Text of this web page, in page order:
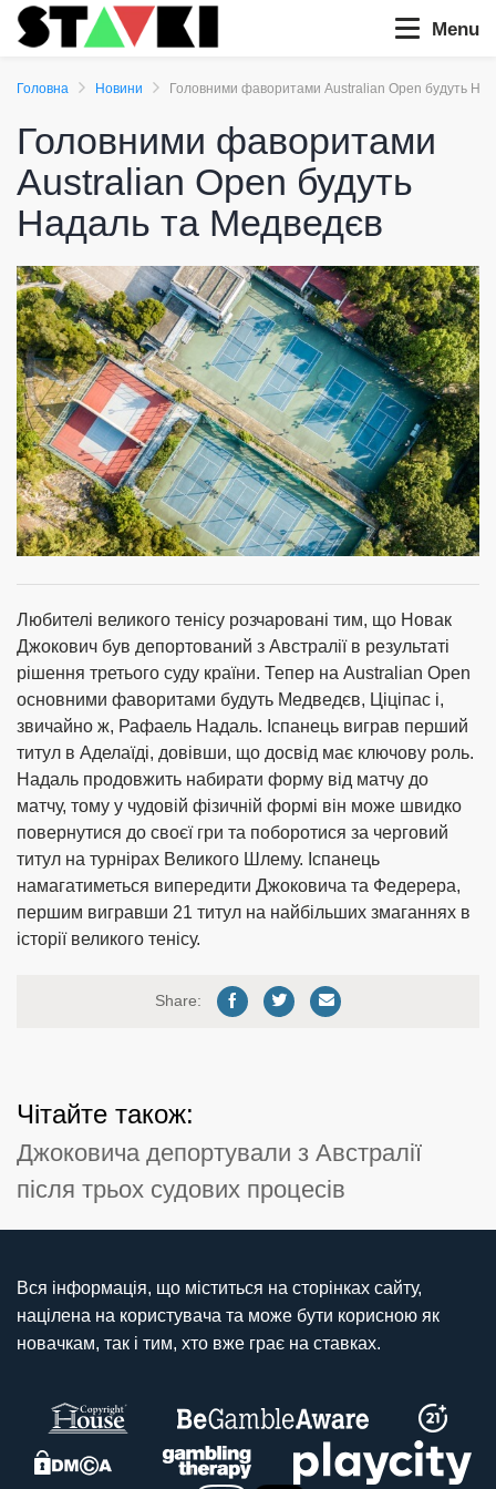
Menu
Головна Новини Головними фаворитами Australian Open будуть
Головними фаворитами
Australian Open будуть
Надаль та Медведєв
Любителі великого тенісу розчаровані тим, що Новак
Джокович був депортований з Австралії в результаті
рішення третього суду країни. Тепер на Australian Open
основними фаворитами будуть Медведєв, Ціціпас і,
звичайно ж, Рафаель Надаль. Іспанець виграв перший
титул в Аделаїді, довівши, що досвід має ключову роль.
Надаль продовжить набирати форму від матчу до
матчу, тому у чудовій фізичній формі він може швидко
повернутися до своєї гри та поборотися за черговий
титул на турнірах Великого Шлему. Іспанець
намагатиметься випередити Джоковича та Федерера,
першим вигравши 21 титул на найбільших змаганнях в
історії великого тенісу.
Share:
Чітайте також:
Джоковича депортували з Австралії
після трьох судових процесів
Вся інформація, що міститься на сторінках сайту,
націлена на користувача та може бути корисною як
новачкам, так і тим, хто вже грає на ставках.